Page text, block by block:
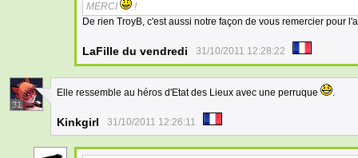
MERCI
!
De rien TroyB, c'est aussi notre façon de vous remercier pour
LaFille du vendredi 31/10/2011 12:28:22
31
Elle ressemble au héros d'Etat des Lieux avec une perruque .
Kinkgirl 31/10/2011 12:26:11